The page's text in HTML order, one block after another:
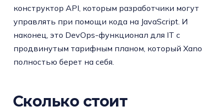
конструктор API, которым разработчики могут
управлять при помощи кода на JavaScript. И
наконец, это DevOps-функционал для IT с
продвинутым тарифным планом, который Xano
полностью берет на себя.
Сколько стоит